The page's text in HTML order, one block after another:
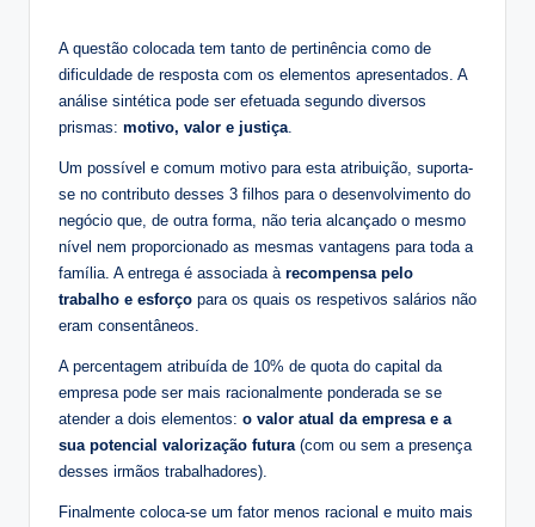
A questão colocada tem tanto de pertinência como de
dificuldade de resposta com os elementos apresentados. A
análise sintética pode ser efetuada segundo diversos
prismas: motivo, valor e justiça.
Um possível e comum motivo para esta atribuição, suporta-
se no contributo desses 3 filhos para o desenvolvimento do
negócio que, de outra forma, não teria alcançado o mesmo
nível nem proporcionado as mesmas vantagens para toda a
família. A entrega é associada à recompensa pelo
trabalho e esforço para os quais os respetivos salários não
eram consentâneos.
A percentagem atribuída de 10% de quota do capital da
empresa pode ser mais racionalmente ponderada se se
atender a dois elementos: o valor atual da empresa e a
sua potencial valorização futura(com ou sem a presença
desses irmãos trabalhadores).
Finalmente coloca-se um fator menos racional e muito mais